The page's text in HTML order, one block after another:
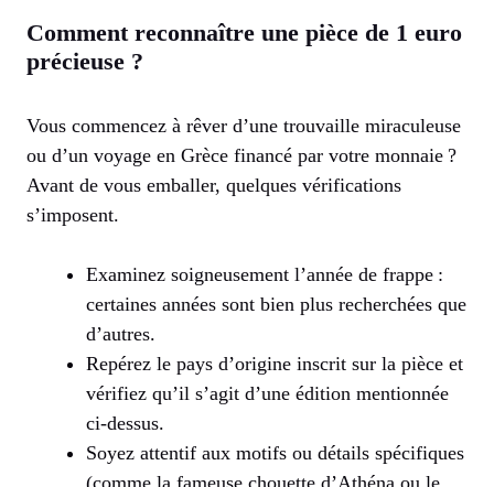
Comment reconnaître une pièce de 1 euro
précieuse ?
Vous commencez à rêver d’une trouvaille miraculeuse
ou d’un voyage en Grèce financé par votre monnaie ?
Avant de vous emballer, quelques vérifications
s’imposent.
Examinez soigneusement l’année de frappe :
certaines années sont bien plus recherchées que
d’autres.
Repérez le pays d’origine inscrit sur la pièce et
vérifiez qu’il s’agit d’une édition mentionnée
ci-dessus.
Soyez attentif aux motifs ou détails spécifiques
(comme la fameuse chouette d’Athéna ou le